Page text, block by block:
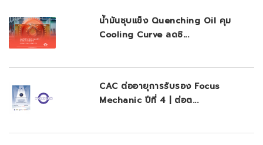
น้ำมันชุบแข็ง Quenching Oil คุม
Cooling Curve ลดชิ...
CAC ต่ออายุการรับรอง Focus
Mechanic ปีที่ 4 | ต่อต...